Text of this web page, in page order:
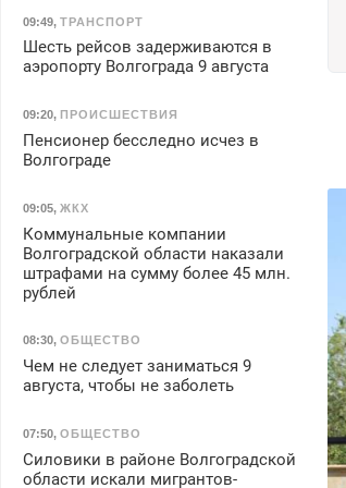
09:49, ТРАНСПОРТ
Шесть рейсов задерживаются в
аэропорту Волгограда 9 августа
09:20, ПРОИСШЕСТВИЯ
Пенсионер бесследно исчез в
Волгограде
09:05, ЖКХ
Коммунальные компании
Волгоградской области наказали
штрафами на сумму более 45 млн.
рублей
08:30, ОБЩЕСТВО
Чем не следует заниматься 9
августа, чтобы не заболеть
07:50, ОБЩЕСТВО
Силовики в районе Волгоградской
области искали мигрантов-